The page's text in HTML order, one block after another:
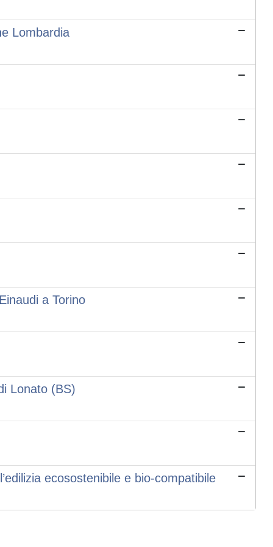
Lombardia
a Torino
Lonato (BS)
ecosostenibile e bio-compatibile